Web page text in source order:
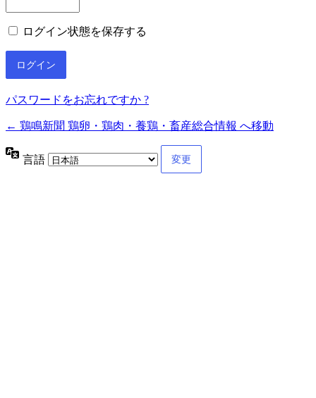
ログイン状態を保存する
パスワードをお忘れですか ?
← 鶏鳴新聞 鶏卵・鶏肉・養鶏・畜産総合情報 へ移動
言語